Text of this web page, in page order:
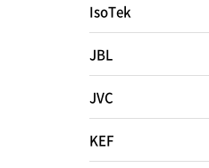
Attach
IsoTek
JBL
JVC
KEF